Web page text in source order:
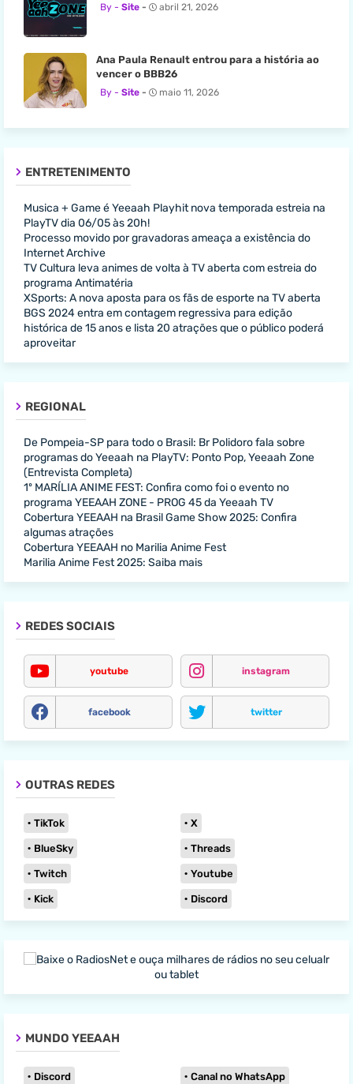
Site abril 21, 2026
Ana Paula Renault entrou para a história ao
vencer o BBB26
Site maio 11, 2026
ENTRETENIMENTO
Musica + Game é Yeeaah Playhit nova temporada estreia na
PlayTV dia 06/05 às 20h!
Processo movido por gravadoras ameaça a existência do
Internet Archive
TV Cultura leva animes de volta à TV aberta com estreia do
programa Antimatéria
XSports: A nova aposta para os fãs de esporte na TV aberta
BGS 2024 entra em contagem regressiva para edição
histórica de 15 anos e lista 20 atrações que o público poderá
aproveitar
REGIONAL
De Pompeia-SP para todo o Brasil: Br Polidoro fala sobre
programas do Yeeaah na PlayTV: Ponto Pop, Yeeaah Zone
(Entrevista Completa)
1º MARÍLIA ANIME FEST: Confira como foi o evento no
programa YEEAAH ZONE - PROG 45 da Yeeaah TV
Cobertura YEEAAH na Brasil Game Show 2025: Confira
algumas atrações
Cobertura YEEAAH no Marilia Anime Fest
Marilia Anime Fest 2025: Saiba mais
REDES SOCIAIS
youtube instagram
facebook twitter
OUTRAS REDES
TikTok X
BlueSky Threads
Twitch Youtube
Kick Discord
MUNDO YEEAAH
Discord Canal no WhatsApp